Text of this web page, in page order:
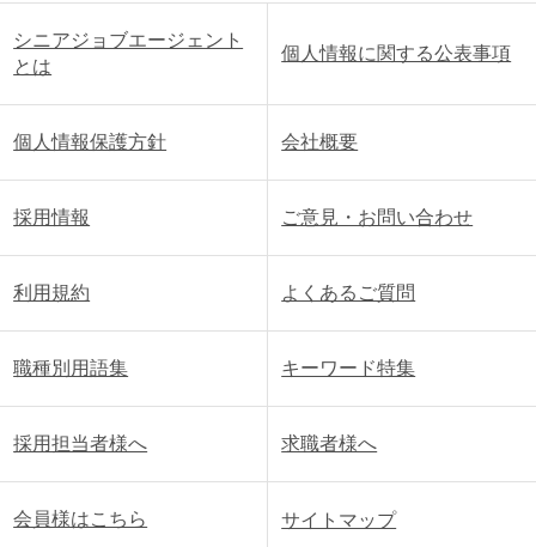
シニアジョブエージェント
とは
個人情報に関する公表事項
個人情報保護方針 会社概要
採用情報 ご意見・お問い合わせ
利用規約 よくあるご質問
職種別用語集 キーワード特集
採用担当者様へ 求職者様へ
会員様はこちら サイトマップ